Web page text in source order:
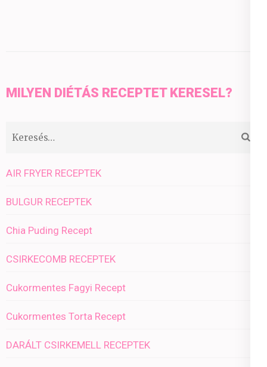
MILYEN DIÉTÁS RECEPTET KERESEL?
AIR FRYER RECEPTEK
BULGUR RECEPTEK
Chia Puding Recept
CSIRKECOMB RECEPTEK
Cukormentes Fagyi Recept
Cukormentes Torta Recept
DARÁLT CSIRKEMELL RECEPTEK